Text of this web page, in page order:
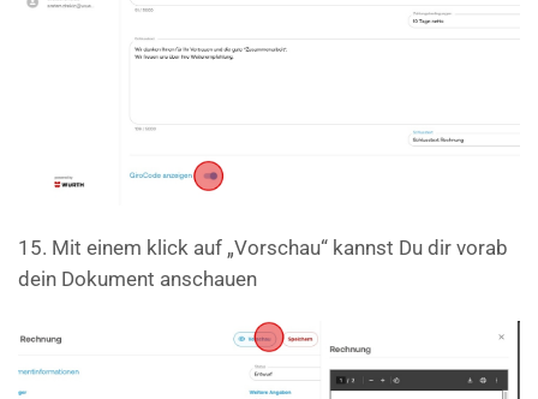
15. Mit einem klick auf „Vorschau“ kannst Du dir vorab
dein Dokument anschauen